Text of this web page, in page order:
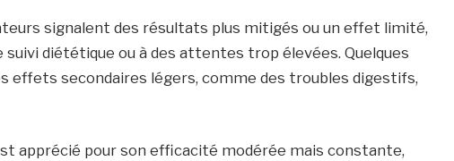
signalent des résultats plus mitigés ou un effet limité,
suivi diététique ou à des attentes trop élevées. Quelques
effets secondaires légers, comme des troubles digestifs,
apprécié pour son efficacité modérée mais constante,